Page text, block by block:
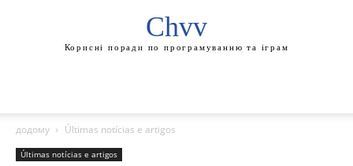
Chvv
Корисні поради по програмуванню та іграм
додому Últimas notícias e artigos
Últimas notícias e artigos